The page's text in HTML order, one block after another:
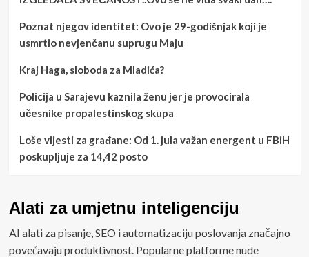
Poznat njegov identitet: Ovo je 29-godišnjak koji je
usmrtio nevjenčanu suprugu Maju
Kraj Haga, sloboda za Mladića?
Policija u Sarajevu kaznila ženu jer je provocirala
učesnike propalestinskog skupa
Loše vijesti za građane: Od 1. jula važan energent u FBiH
poskupljuje za 14,42 posto
Alati za umjetnu inteligenciju
AI alati za pisanje, SEO i automatizaciju poslovanja značajno
povećavaju produktivnost. Popularne platforme nude